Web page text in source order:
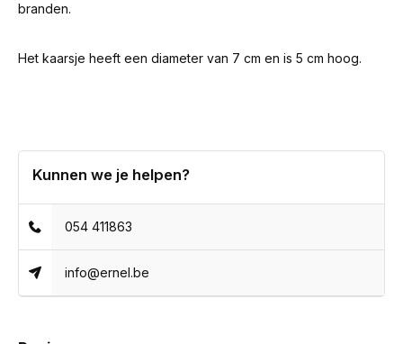
branden.
Het kaarsje heeft een diameter van 7 cm en is 5 cm hoog.
Kunnen we je helpen?
054 411863
info@ernel.be